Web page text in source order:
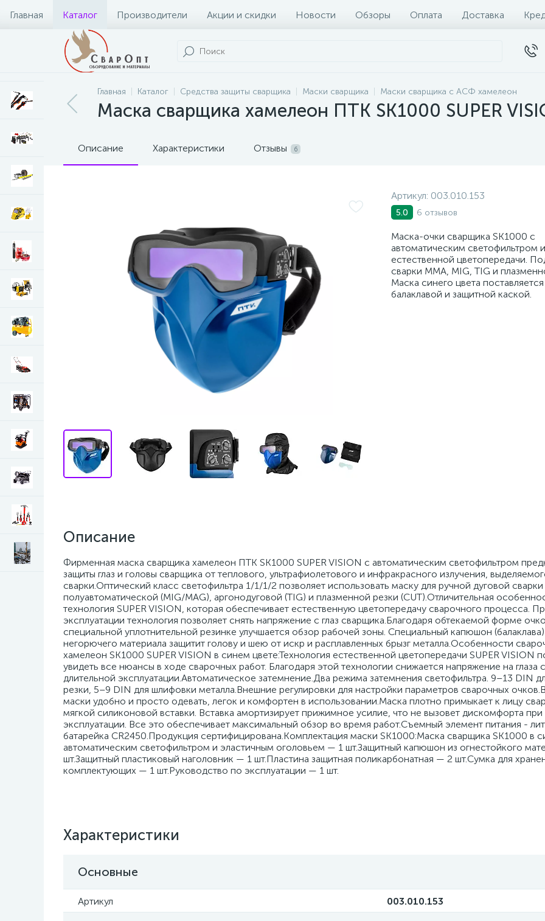
Главная Каталог Производители Акции и скидки Новости Обзоры Оплата Доставка
Главная Каталог Средства защиты сварщика Маски сварщика Маски сварщика с АСФ хамелеон
Маска сварщика хамелеон ПТК SK1000 SUPER
Описание Характеристики Отзывы 6
Артикул: 003.010.153
5.0 6 отзывов
Маска-очки сварщика SK1000 с
автоматическим светофильтром
естественной цветопередачи.
сварки MMA, MIG, TIG и
Маска синего цвета
балаклавой и защитной каской.
Описание
Фирменная маска сварщика хамелеон ПТК SK1000 SUPER VISION с автоматическим светофильтром
защиты глаз и головы сварщика от теплового, ультрафиолетового и инфракрасного излучения,
сварки.Оптический класс светофильтра 1/1/1/2 позволяет использовать маску для ручной дуговой
полуавтоматической (MIG/MAG), аргонодуговой (TIG) и плазменной резки (CUT).Отличительная
технология SUPER VISION, которая обеспечивает естественную цветопередачу сварочного процесса.
эксплуатации технология позволяет снять напряжение с глаз сварщика.Благодаря обтекаемой форме
специальной уплотнительной резинке улучшается обзор рабочей зоны. Специальный капюшон
негорючего материала защитит голову и шею от искр и расплавленных брызг металла.Особенности
хамелеон SK1000 SUPER VISION в синем цвете:Технология естественной цветопередачи SUPER VISION
увидеть все нюансы в ходе сварочных работ. Благодаря этой технологии снижается напряжение на глаза
длительной эксплуатации.Автоматическое затемнение.Два режима затемнения светофильтра. 9–13 DIN
резки, 5–9 DIN для шлифовки металла.Внешние регулировки для настройки параметров сварочных
маски удобно и просто одевать, легок и комфортен в использовании.Маска плотно примыкает к лицу
мягкой силиконовой вставки. Вставка амортизирует прижимное усилие, что не вызовет дискомфорта при
эксплуатации. Все это обеспечивает максимальный обзор во время работ.Съемный элемент питания -
батарейка CR2450.Продукция сертифицирована.Комплектация маски SK1000:Маска сварщика SK1000 в
автоматическим светофильтром и эластичным оголовьем — 1 шт.Защитный капюшон из огнестойкого
шт.Защитный пластиковый наголовник — 1 шт.Пластина защитная поликарбонатная — 2 шт.Сумка для
комплектующих — 1 шт.Руководство по эксплуатации — 1 шт.
Характеристики
Основные
Артикул 003.010.153